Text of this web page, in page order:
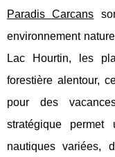
Paradis Carcans
environnement
Lac Hourtin, les
forestière alentour,
pour des
stratégique
nautiques variées,